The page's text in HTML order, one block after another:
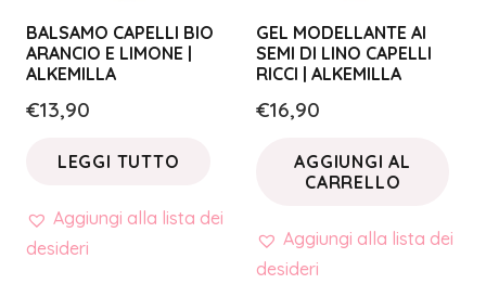
BALSAMO CAPELLI BIO
ARANCIO E LIMONE |
ALKEMILLA
€13,90
LEGGI TUTTO
Aggiungi alla lista dei
desideri
GEL MODELLANTE AI
SEMI DI LINO CAPELLI
RICCI | ALKEMILLA
€16,90
AGGIUNGI AL
CARRELLO
Aggiungi alla lista dei
desideri